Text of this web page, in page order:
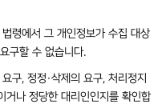
령에서 그 개인정보가 수집 대상
구할 수 없습니다.
구, 정정·삭제의 요구, 처리정지
나 정당한 대리인인지를 확인합